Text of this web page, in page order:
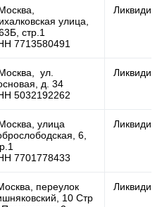
улица,
стр.1
7713580491
ул.
д. 34
5032192262
улица
6,
7701778433
переулок
10 Стр